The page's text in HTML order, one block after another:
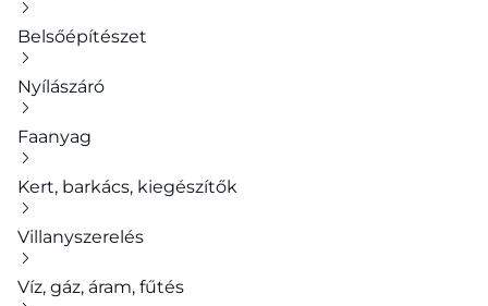
Belsőépítészet
Nyílászáró
Faanyag
Kert, barkács, kiegészítők
Villanyszerelés
Víz, gáz, áram, fűtés